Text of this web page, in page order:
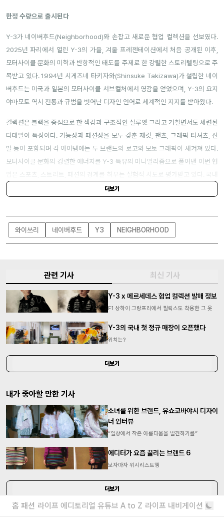
한정 수량으로 출시된다
Y-3가 네이버후드(Neighborhood)와 손잡고 새로운 협업 컬렉션을 선보였다.
2025년 파리에서 열린 Y-3의 가을, 겨울 프레젠테이션에서 처음 공개된 이후,
모터사이클 문화의 미학과 반항적인 태도를 주제로 한 강렬한 스토리텔링으로 주
목받고 있다. 1994년 시게즈네 타키자와(Shinsuke Takizawa)가 설립한 네이
버후드는 미국과 일본의 모터사이클 서브컬처에서 영감을 얻었으며, Y-3의 요지
야마모토 역시 전통과 규범을 벗어난 디자인 언어로 세계적인 지지를 받아왔다.
컬렉션은 블랙을 중심으로 한 색감과 구조적인 실루엣 그리고 거칠면서도 세련된
디테일이 특징이다. 기능성과 패션성을 모두 갖춘 재킷, 팬츠, 그래픽 티셔츠, 신
발 등이 포함되며 각 아이템에는 두 브랜드의 로고와 모토 그래픽이 새겨져 있다.
모터사이클 문화의 강렬한 에너지를 Y-3 특유의 미니멀리즘으로 풀어낸 이번 협
업은 스포츠, 스트리트, 패션의 경계를 허무는 실험적 시도로 평가받고 있다. 국내
에서는 더현대 서울 2층 Y-3 스토어에서 한정 수량으로 만나볼 수 있다.
더보기
와이쓰리 네이버후드 Y3 NEIGHBORHOOD
관련 기사 최신 기사
Y-3 x 메르세데스 협업 컬렉션 발매 정보
F1 상하이 그랑프리에서 필릭스도 착용한 그 옷
Y-3의 국내 첫 정규 매장이 오픈했다
위치는?
더보기
내가 좋아할 만한 기사
소녀를 위한 브랜드, 유쇼코바야시 디자이
너 인터뷰
“일상에서 작은 아름다움을 발견하기를”
에디터가 요즘 끌리는 브랜드 6
보자마자 위시리스트행
더보기
홈 패션 라이프 에디토리얼 유튜브 A to Z 라이프 내비게이션